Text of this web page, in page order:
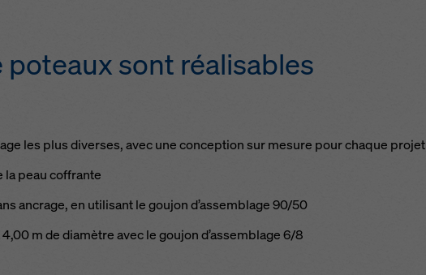
sont réalisables
les plus diverses, avec une conception sur mesure pour chaque projet
peau coffrante
ancrage, en utilisant le goujon d’assemblage 90/50
m de diamètre avec le goujon d’assemblage 6/8